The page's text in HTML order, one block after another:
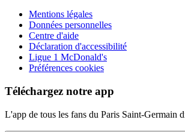
Mentions légales
Données personnelles
Centre d'aide
Déclaration d'accessibilité
Ligue 1 McDonald's
Préférences cookies
Téléchargez notre app
L'app de tous les fans du Paris Saint-Germain